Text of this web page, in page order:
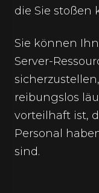
die Sie stoßen
Sie können
Server-
reibungslos
vorteilhaft ist,
Personal
sind.